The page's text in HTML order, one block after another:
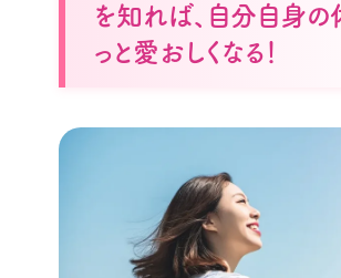
を知れば、自分自身の
っと愛おしくなる！